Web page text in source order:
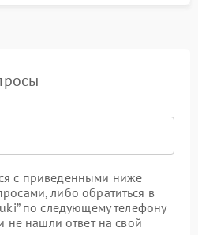
с приведенными ниже
либо обратиться в
по следующему телефону
не нашли ответ на свой